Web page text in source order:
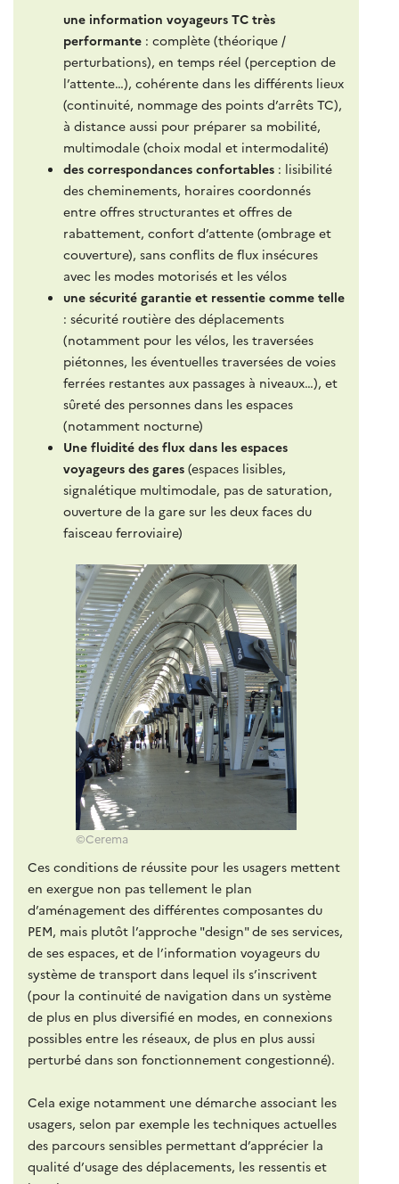
une information voyageurs TC très
performante : complète (théorique /
perturbations), en temps réel (perception de
l’attente…), cohérente dans les différents lieux
(continuité, nommage des points d’arrêts TC),
à distance aussi pour préparer sa mobilité,
multimodale (choix modal et intermodalité)
des correspondances confortables : lisibilité
des cheminements, horaires coordonnés
entre offres structurantes et offres de
rabattement, confort d’attente (ombrage et
couverture), sans conflits de flux insécures
avec les modes motorisés et les vélos
une sécurité garantie et ressentie comme telle
: sécurité routière des déplacements
(notamment pour les vélos, les traversées
piétonnes, les éventuelles traversées de voies
ferrées restantes aux passages à niveaux…), et
sûreté des personnes dans les espaces
(notamment nocturne)
Une fluidité des flux dans les espaces
voyageurs des gares (espaces lisibles,
signalétique multimodale, pas de saturation,
ouverture de la gare sur les deux faces du
faisceau ferroviaire)
©Cerema
Ces conditions de réussite pour les usagers mettent
en exergue non pas tellement le plan
d’aménagement des différentes composantes du
PEM, mais plutôt l’approche "design" de ses services,
de ses espaces, et de l’information voyageurs du
système de transport dans lequel ils s’inscrivent
(pour la continuité de navigation dans un système
de plus en plus diversifié en modes, en connexions
possibles entre les réseaux, de plus en plus aussi
perturbé dans son fonctionnement congestionné).
Cela exige notamment une démarche associant les
usagers, selon par exemple les techniques actuelles
des parcours sensibles permettant d’apprécier la
qualité d’usage des déplacements, les ressentis et